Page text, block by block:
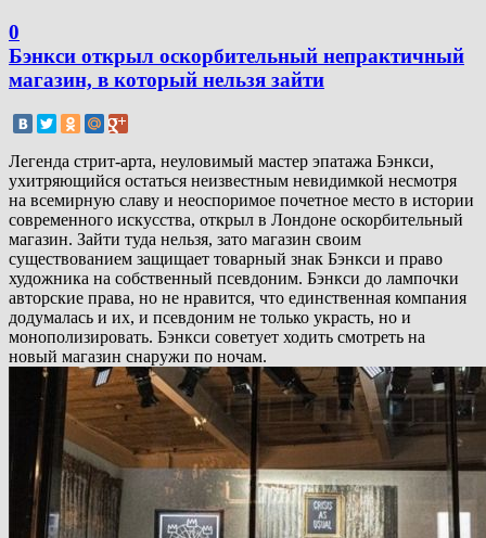
0
Бэнкси открыл оскорбительный непрактичный
магазин, в который нельзя зайти
Легенда стрит-арта, неуловимый мастер эпатажа Бэнкси,
ухитряющийся остаться неизвестным невидимкой несмотря
на всемирную славу и неоспоримое почетное место в истории
современного искусства, открыл в Лондоне оскорбительный
магазин. Зайти туда нельзя, зато магазин своим
существованием защищает товарный знак Бэнкси и право
художника на собственный псевдоним. Бэнкси до лампочки
авторские права, но не нравится, что единственная компания
додумалась и их, и псевдоним не только украсть, но и
монополизировать. Бэнкси советует ходить смотреть на
новый магазин снаружи по ночам.